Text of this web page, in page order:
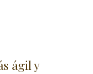
ágil y